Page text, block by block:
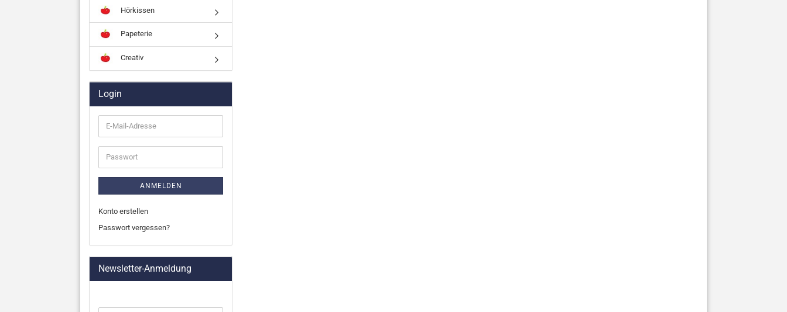
Hörkissen
Papeterie
Creativ
Login
E-
Mail-
Adresse
Passwort
ANMELDEN
Konto erstellen
Passwort vergessen?
Newsletter-Anmeldung